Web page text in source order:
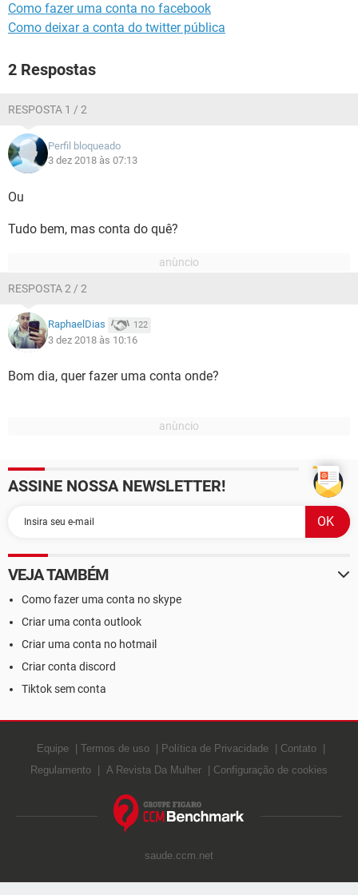
Como fazer uma conta no facebook
Como deixar a conta do twitter pública
2 Respostas
RESPOSTA 1 / 2
Perfil bloqueado
3 dez 2018 às 07:13
Ou
Tudo bem, mas conta do quê?
RESPOSTA 2 / 2
RaphaelDias 122
3 dez 2018 às 10:16
Bom dia, quer fazer uma conta onde?
ASSINE NOSSA NEWSLETTER!
VEJA TAMBÉM
Como fazer uma conta no skype
Criar uma conta outlook
Criar uma conta no hotmail
Criar conta discord
Tiktok sem conta
Equipe Termos de uso Política de Privacidade
Contato
Regulamento
A Revista Da Mulher Configuração de cookies
saude.ccm.net